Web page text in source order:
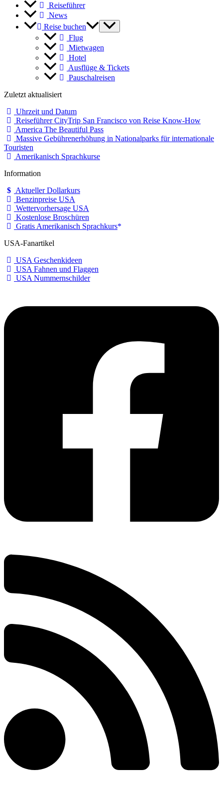
Reiseführer
News
Reise buchen
Flug
Mietwagen
Hotel
Ausflüge & Tickets
Pauschalreisen
Zuletzt aktualisiert
Uhrzeit und Datum
Reiseführer CityTrip San Francisco von Reise Know-How
America The Beautiful Pass
Massive Gebührenerhöhung in Nationalparks für internationale
Touristen
Amerikanisch Sprachkurse
Information
Aktueller Dollarkurs
Benzinpreise USA
Wettervorhersage USA
Kostenlose Broschüren
Gratis Amerikanisch Sprachkurs
USA-Fanartikel
USA Geschenkideen
USA Fahnen und Flaggen
USA Nummernschilder